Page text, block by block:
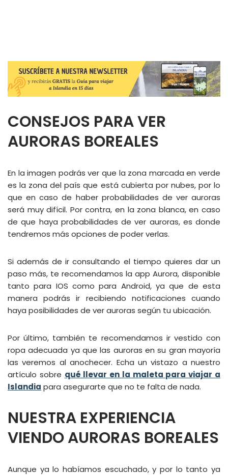
CONSEJOS PARA VER
AURORAS BOREALES
En la imagen podrás ver que la zona marcada en verde
es la zona del país que está cubierta por nubes, por lo
que en caso de haber probabilidades de ver auroras
será muy difícil. Por contra, en la zona blanca, en caso
de que haya probabilidades de ver auroras, es donde
tendremos más opciones de poder verlas.
Si además de ir consultando el tiempo quieres dar un
paso más, te recomendamos la app Aurora, disponible
tanto para IOS como para Android, ya que de esta
manera podrás ir recibiendo notificaciones cuando
haya posibilidades de ver auroras según tu ubicación.
Por último, también te recomendamos ir vestido con
ropa adecuada ya que las auroras en su gran mayoría
las veremos al anochecer. Echa un vistazo a nuestro
artículo sobre qué llevar en la maleta para viajar a
Islandia para asegurarte que no te falta de nada.
NUESTRA EXPERIENCIA
VIENDO AURORAS BOREALES
Aunque ya lo habíamos escuchado, y por lo tanto ya